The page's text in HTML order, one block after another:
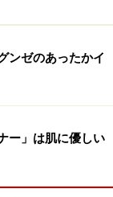
ンゼのあったかイ
ー」は肌に優しい